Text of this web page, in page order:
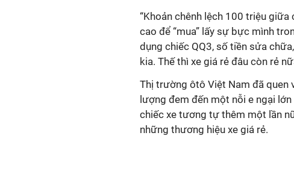
“Khoản chênh lệch 100 triệu
cao để “mua” lấy sự bực mình
dụng chiếc QQ3, số tiền sửa
kia. Thế thì xe giá rẻ đâu còn rẻ
Thị trường ôtô Việt Nam đã quen
lượng đem đến một nỗi e ngại
chiếc xe tương tự thêm một lần
những thương hiệu xe giá rẻ.